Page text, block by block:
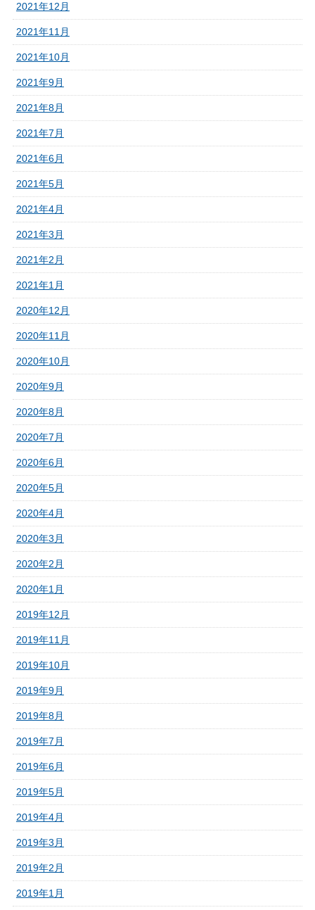
2021年12月
2021年11月
2021年10月
2021年9月
2021年8月
2021年7月
2021年6月
2021年5月
2021年4月
2021年3月
2021年2月
2021年1月
2020年12月
2020年11月
2020年10月
2020年9月
2020年8月
2020年7月
2020年6月
2020年5月
2020年4月
2020年3月
2020年2月
2020年1月
2019年12月
2019年11月
2019年10月
2019年9月
2019年8月
2019年7月
2019年6月
2019年5月
2019年4月
2019年3月
2019年2月
2019年1月